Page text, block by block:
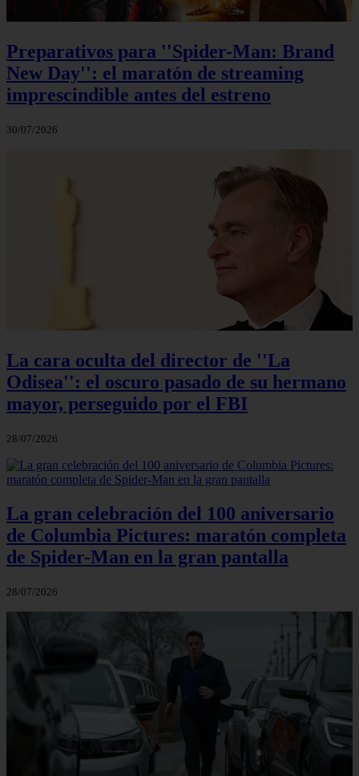
Preparativos para ''Spider-Man: Brand
New Day'': el maratón de streaming
imprescindible antes del estreno
30/07/2026
La cara oculta del director de ''La
Odisea'': el oscuro pasado de su hermano
mayor, perseguido por el FBI
28/07/2026
La gran celebración del 100 aniversario
de Columbia Pictures: maratón completa
de Spider-Man en la gran pantalla
28/07/2026